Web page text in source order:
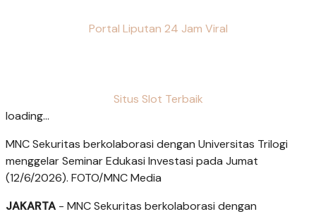
Portal Liputan 24 Jam Viral
Situs Slot Terbaik
loading...
MNC Sekuritas berkolaborasi dengan Universitas Trilogi
menggelar Seminar Edukasi Investasi pada Jumat
(12/6/2026). FOTO/MNC Media
JAKARTA - MNC Sekuritas berkolaborasi dengan